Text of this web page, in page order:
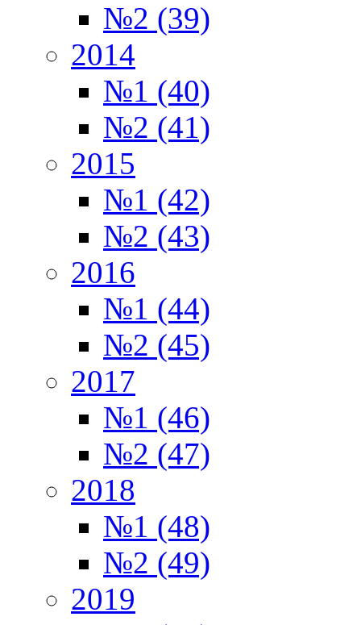
№2 (39)
2014
№1 (40)
№2 (41)
2015
№1 (42)
№2 (43)
2016
№1 (44)
№2 (45)
2017
№1 (46)
№2 (47)
2018
№1 (48)
№2 (49)
2019